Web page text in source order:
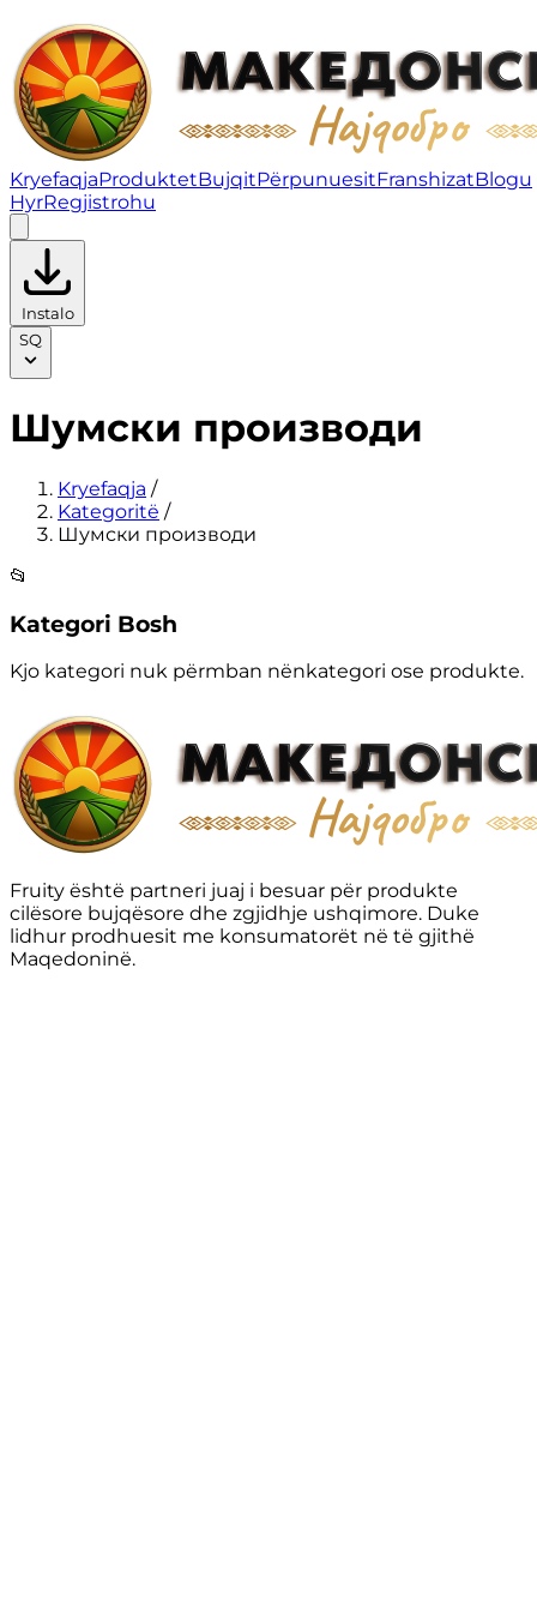
Шумски производи | Fruity
KryefaqjaProduktetBujqitPërpunuesitFranshizatBlogu
HyrRegjistrohu
Instalo
SQ
Шумски производи
Kryefaqja /
Kategoritë /
Шумски производи
📂
Kategori Bosh
Kjo kategori nuk përmban nënkategori ose produkte.
Fruity është partneri juaj i besuar për produkte
cilësore bujqësore dhe zgjidhje ushqimore. Duke
lidhur prodhuesit me konsumatorët në të gjithë
Maqedoninë.